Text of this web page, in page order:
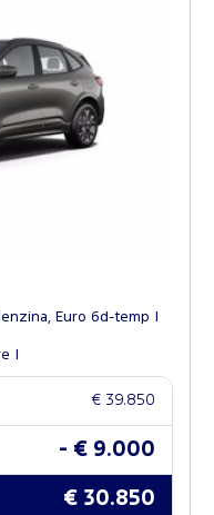
Euro 6d-temp
€ 39.850
- € 9.000
€ 30.850